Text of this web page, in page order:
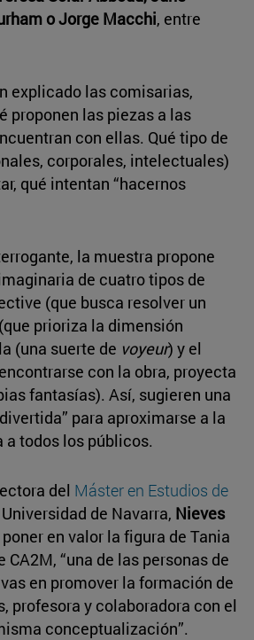
o Jorge Macchi, entre
explicado las comisarias,
proponen las piezas a las
con ellas. Qué tipo de
corporales, intelectuales)
qué intentan “hacernos
la muestra propone
de cuatro tipos de
(que busca resolver un
prioriza la dimensión
(una suerte de voyeur) y el
con la obra, proyecta
fantasías). Así, sugieren una
para aproximarse a la
todos los públicos.
del Máster en Estudios de
de Navarra, Nieves
en valor la figura de Tania
CA2M, “una de las personas de
en promover la formación de
profesora y colaboradora con el
conceptualización”.